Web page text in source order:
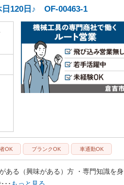
日120日♪ OF-00463-1
OK ブランクOK 車通勤OK
ある（興味がある）方 ・専門知識を身